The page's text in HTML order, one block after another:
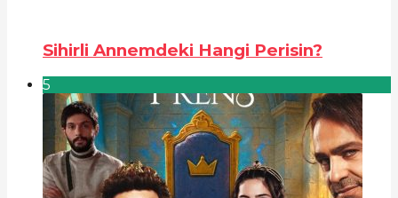
Sihirli Annemdeki Hangi Perisin?
5